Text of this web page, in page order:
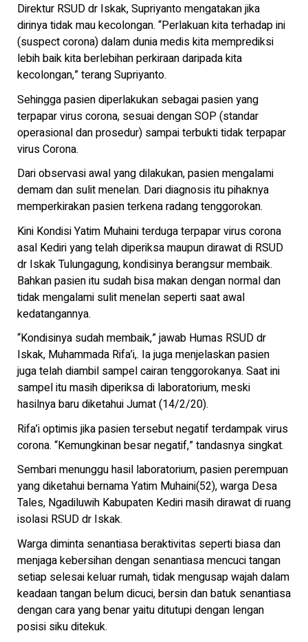
Direktur RSUD dr Iskak, Supriyanto mengatakan jika
dirinya tidak mau kecolongan. “Perlakuan kita terhadap ini
(suspect corona) dalam dunia medis kita memprediksi
lebih baik kita berlebihan perkiraan daripada kita
kecolongan,” terang Supriyanto.
Sehingga pasien diperlakukan sebagai pasien yang
terpapar virus corona, sesuai dengan SOP (standar
operasional dan prosedur) sampai terbukti tidak terpapar
virus Corona.
Dari observasi awal yang dilakukan, pasien mengalami
demam dan sulit menelan. Dari diagnosis itu pihaknya
memperkirakan pasien terkena radang tenggorokan.
Kini Kondisi Yatim Muhaini terduga terpapar virus corona
asal Kediri yang telah diperiksa maupun dirawat di RSUD
dr Iskak Tulungagung, kondisinya berangsur membaik.
Bahkan pasien itu sudah bisa makan dengan normal dan
tidak mengalami sulit menelan seperti saat awal
kedatangannya.
“Kondisinya sudah membaik,” jawab Humas RSUD dr
Iskak, Muhammada Rifa’i,. Ia juga menjelaskan pasien
juga telah diambil sampel cairan tenggorokanya. Saat ini
sampel itu masih diperiksa di laboratorium, meski
hasilnya baru diketahui Jumat (14/2/20).
Rifa’i optimis jika pasien tersebut negatif terdampak virus
corona. “Kemungkinan besar negatif,” tandasnya singkat.
Sembari menunggu hasil laboratorium, pasien perempuan
yang diketahui bernama Yatim Muhaini(52), warga Desa
Tales, Ngadiluwih Kabupaten Kediri masih dirawat di ruang
isolasi RSUD dr Iskak.
Warga diminta senantiasa beraktivitas seperti biasa dan
menjaga kebersihan dengan senantiasa mencuci tangan
setiap selesai keluar rumah, tidak mengusap wajah dalam
keadaan tangan belum dicuci, bersin dan batuk senantiasa
dengan cara yang benar yaitu ditutupi dengan lengan
posisi siku ditekuk.